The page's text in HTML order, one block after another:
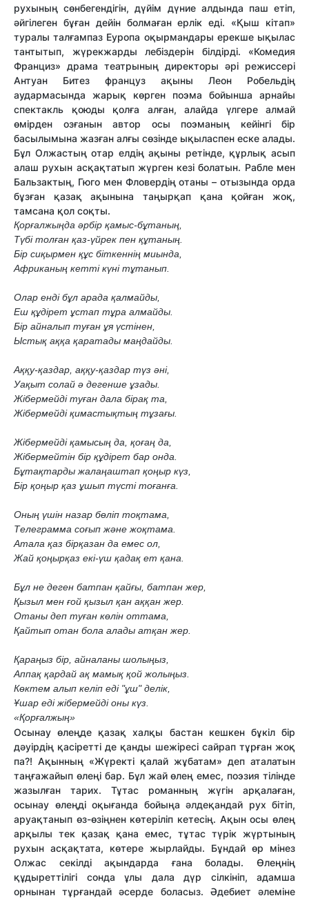
рухының сөнбегендігін, дүйім дүние алдында паш етіп,
әйгілеген бұған дейін болмаған ерлік еді. «Қыш кітап»
туралы талғампаз Еуропа оқырмандары ерекше ықылас
тантытып, жүрекжарды лебіздерін білдірді. «Комедия
Франциз» драма театрының директоры әрі режиссері
Антуан Битез француз ақыны Леон Робельдің
аудармасында жарық көрген поэма бойынша арнайы
спектакль қоюды қолға алған, алайда үлгере алмай
өмірден озғанын автор осы поэманың кейінгі бір
басылымына жазған алғы сөзінде ықыласпен еске алады.
Бұл Олжастың отар елдің ақыны ретінде, құрлық асып
алаш рухын асқақтатып жүрген кезі болатын. Рабле мен
Бальзактың, Гюго мен Фловердің отаны – отызында орда
бұзған қазақ ақынына таңырқап қана қойған жоқ,
тамсана қол соқты.
Қорғалжыңда әрбір қамыс-бұтаның,
Түбі толған қаз-үйрек пен құтаның.
Бір сиқырмен құс біткеннің миында,
Африканың кетті күні тұтанып.
Олар енді бұл арада қалмайды,
Еш құдірет ұстап тұра алмайды.
Бір айналып туған ұя үстінен,
Ыстық аққа қаратады маңдайды.
Аққу-қаздар, аққу-қаздар түз әні,
Уақыт солай ә дегенше ұзады.
Жібермейді туған дала бірақ та,
Жібермейді қимастықтың тұзағы.
Жібермейді қамысың да, қоғаң да,
Жібермейтін бір құдірет бар онда.
Бұтақтарды жалаңаштап қоңыр күз,
Бір қоңыр қаз ұшып түсті тоғанға.
Оның үшін назар бөліп тоқтама,
Телеграмма соғып және жоқтама.
Атала қаз бірқазан да емес ол,
Жай қоңырқаз екі-үш қадақ ет қана.
Бұл не деген батпан қайғы, батпан жер,
Қызыл мен ғой қызыл қан аққан жер.
Отаны деп туған көлін оттама,
Қайтып отан бола алады атқан жер.
Қараңыз бір, айналаны шолыңыз,
Аппақ қардай ақ мамық қой жолыңыз.
Көктем алып келіп еді "ұш" делік,
Ұшар еді жібермейді оны күз.
«Қорғалжың»
Осынау өлеңде қазақ халқы бастан кешкен бұкіл бір
дәуірдің қасіретті де қанды шежіресі сайрап тұрған жоқ
па?! Ақынның «Жүректі қалай жұбатам» деп аталатын
таңғажайып өлеңі бар. Бұл жай өлең емес, поэзия тілінде
жазылған тарих. Тұтас романның жүгін арқалаған,
осынау өлеңді оқығанда бойыңа әлдеқандай рух бітіп,
аруақтанып өз-өзіңнен көтеріліп кетесің. Ақын осы өлең
арқылы тек қазақ қана емес, тұтас түрік жүртының
рухын асқақтата, көтере жырлайды. Бұндай өр мінез
Олжас секілді ақындарда ғана болады. Өлеңнің
құдыреттілігі сонда ұлы дала дүр сілкініп, адамша
орнынан тұрғандай әсерде боласыз. Әдебиет әлеміне